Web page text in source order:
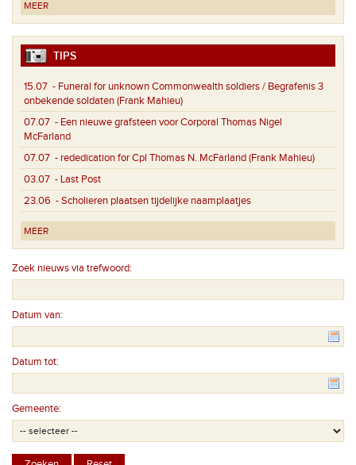
MEER
TIPS
15.07 - Funeral for unknown Commonwealth soldiers / Begrafenis 3
onbekende soldaten (Frank Mahieu)
07.07 - Een nieuwe grafsteen voor Corporal Thomas Nigel
McFarland
07.07 - rededication for Cpl Thomas N. McFarland (Frank Mahieu)
03.07 - Last Post
23.06 - Scholieren plaatsen tijdelijke naamplaatjes
MEER
Zoek nieuws via trefwoord:
Datum van:
Datum tot:
Gemeente: